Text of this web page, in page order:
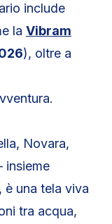
include
la Vibram
), oltre a
Novara,
insieme
, è una tela viva
tra acqua,